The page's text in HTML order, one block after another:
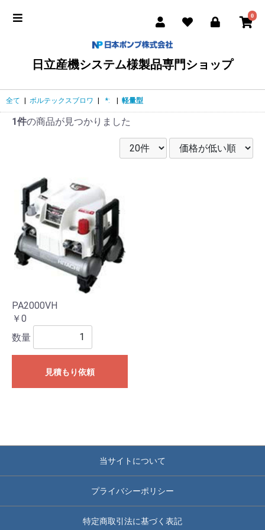
0
日立産機システム様製品専門ショップ
全て | ボルテックスブロワ | *: | 軽量型
1件の商品が見つかりました
PA2000VH
￥0
数量
見積もり依頼
当サイトについて
プライバシーポリシー
特定商取引法に基づく表記